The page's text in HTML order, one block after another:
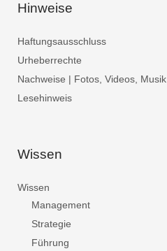
Hinweise
Haftungsausschluss
Urheberrechte
Nachweise | Fotos, Videos, Musik
Lesehinweis
Wissen
Wissen
Management
Strategie
Führung